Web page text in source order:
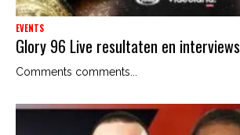
EVENTS
Glory 96 Live resultaten en interviews
Comments comments...